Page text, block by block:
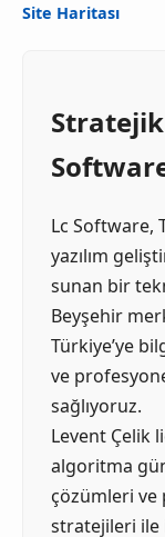
Site Haritası
Stratejik
Lc Software,
yazılım
sunan bir
Beyşehir
Türkiye’ye
ve
sağlıyoruz.
Levent Çelik
algoritma
çözümleri ve
stratejileri ile